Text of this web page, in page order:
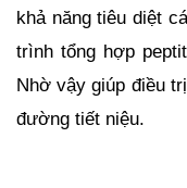
khả năng tiêu diệt
trình tổng hợp
Nhờ vậy giúp điều
đường tiết niệu.